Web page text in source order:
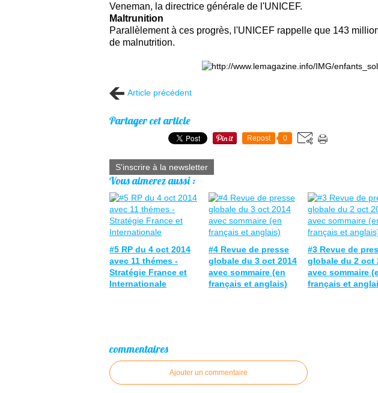
Veneman, la directrice générale de l'UNICEF.
Maltrunition
Parallèlement à ces progrès, l'UNICEF rappelle que 143
de malnutrition.
Article précédent
Partager cet article
Repost 0
S'inscrire à la newsletter
Vous aimerez aussi :
#5 RP du 4 oct 2014
avec 11 thémes -
Stratégie France et
Internationale
#4 Revue de presse
globale du 3 oct 2014
avec sommaire (en
français et anglais)
#3 Revue de
globale du 2 oct
avec sommaire
français et
commentaires
Ajouter un commentaire